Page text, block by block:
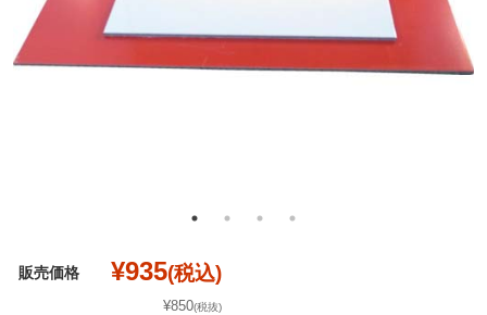
販売価格 ¥935(税込)
¥850(税抜)